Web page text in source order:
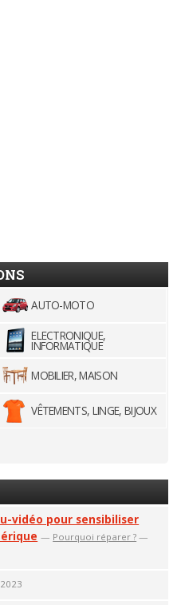
AUTO-MOTO
ELECTRONIQUE,
INFORMATIQUE
MOBILIER, MAISON
VÊTEMENTS, LINGE, BIJOUX
vidéo pour sensibiliser
— Pourquoi réparer ? —